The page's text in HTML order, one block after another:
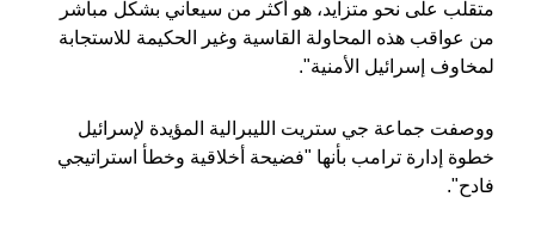
متقلب على نحو متزايد، هو أكثر من سيعاني بشكل مباشر
من عواقب هذه المحاولة القاسية وغير الحكيمة للاستجابة
لمخاوف إسرائيل الأمنية".
ووصفت جماعة جي ستريت الليبرالية المؤيدة لإسرائيل
خطوة إدارة ترامب بأنها "فضيحة أخلاقية وخطأ استراتيجي
فادح".